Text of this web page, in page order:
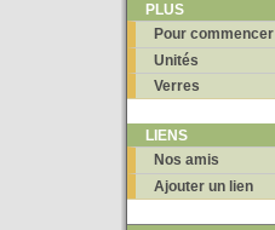
PLUS
Pour commencer
Unités
Verres
LIENS
Nos amis
Ajouter un lien